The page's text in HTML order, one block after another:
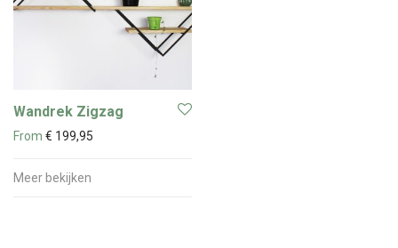
Wandrek Zigzag
From € 199,95
Meer bekijken